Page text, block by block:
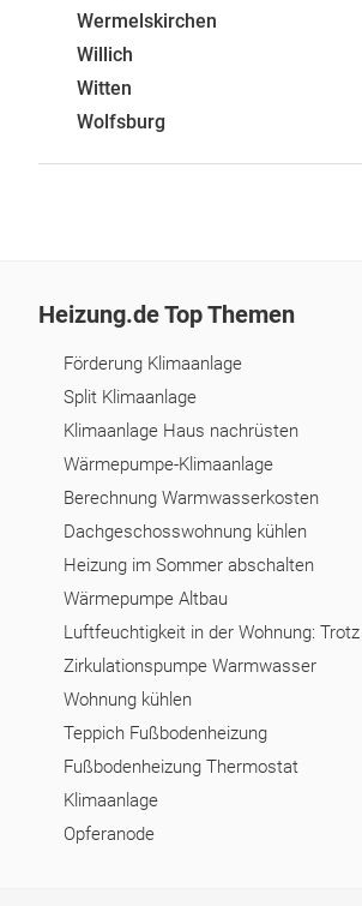
Wermelskirchen
Willich
Witten
Wolfsburg
Heizung.de Top Themen
Förderung Klimaanlage
Split Klimaanlage
Klimaanlage Haus nachrüsten
Wärmepumpe-Klimaanlage
Berechnung Warmwasserkosten
Dachgeschosswohnung kühlen
Heizung im Sommer abschalten
Wärmepumpe Altbau
Luftfeuchtigkeit in der Wohnung:
Zirkulationspumpe Warmwasser
Wohnung kühlen
Teppich Fußbodenheizung
Fußbodenheizung Thermostat
Klimaanlage
Opferanode